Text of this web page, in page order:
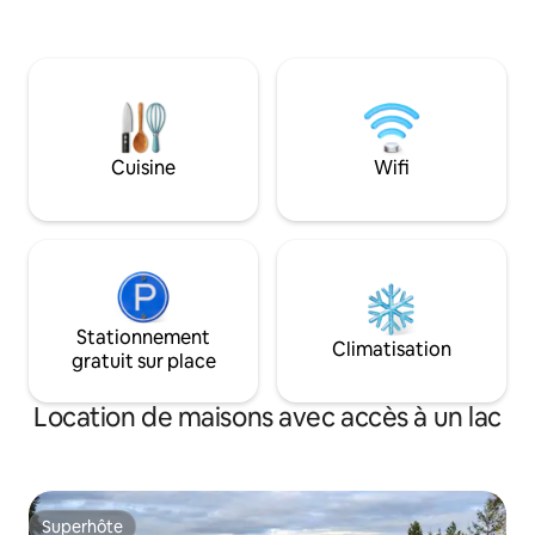
Pas de Wi-Fi,
possibilité de
applications
pour la pêche, la
ville de Kenai.
Cuisine Wifi
Stationnement
gratuit sur place
Climatisation
Location de maisons avec accès à un lac
Superhôte